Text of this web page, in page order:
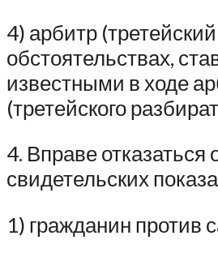
4) арбитр
обстоятельствах,
известными в ходе
(третейского
4. Вправе отказаться
свидетельских
1) гражданин против